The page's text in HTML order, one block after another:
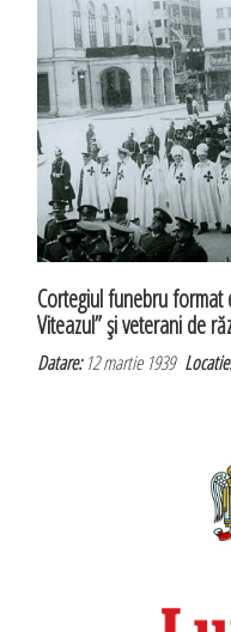
Cortegiul funebru
Viteazul” şi veterani de
Datare:12 martie 1939Locatie: